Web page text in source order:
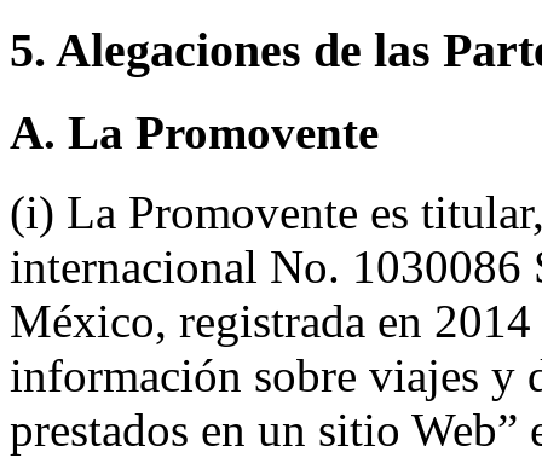
5. Alegaciones de las
A. La Promovente
(i) La Promovente es
internacional No.
México, registrada en
información sobre viajes y
prestados en un sitio Web”